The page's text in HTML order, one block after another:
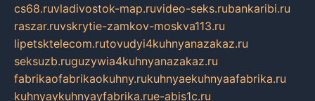
cs68.ruvladivostok-map.ruvideo-seks.rubankaribi.ru
raszar.ruvskrytie-zamkov-moskva113.ru
lipetsktelecom.rutovudyi4kuhnyanazakaz.ru
seksuzb.ruguzywia4kuhnyanazakaz.ru
fabrikaofabrikaokuhny.rukuhnyaekuhnyaafabrika.ru
kuhnyaykuhnyayfabrika.rue-abis1c.ru